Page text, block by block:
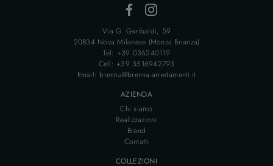
Via G. Garibaldi, 59
20834 Nova Milanese (Monza Brianza)
Tel: +39 036240119
Cell: +39 3516942793
Email: brenna@brenna-arredamenti.it
AZIENDA
Chi siamo
Realizzazioni
Brand
Contatti
COLLEZIONI